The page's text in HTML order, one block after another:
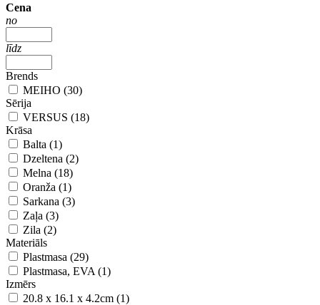
Cena
no
līdz
Brends
MEIHO (30)
Sērija
VERSUS (18)
Krāsa
Balta (1)
Dzeltena (2)
Melna (18)
Oranža (1)
Sarkana (3)
Zaļa (3)
Zila (2)
Materiāls
Plastmasa (29)
Plastmasa, EVA (1)
Izmērs
20.8 х 16.1 х 4.2cm (1)